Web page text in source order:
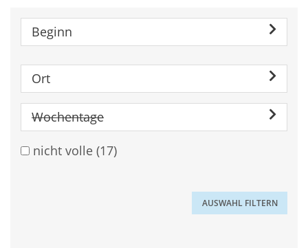
Beginn
Ort
Wochentage
nicht volle (17)